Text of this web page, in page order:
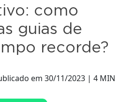
como
guias de
recorde?
em 30/11/2023 | 4 MIN